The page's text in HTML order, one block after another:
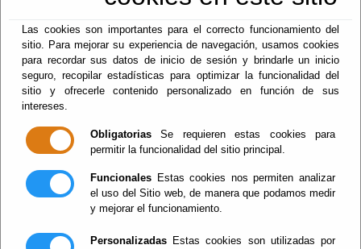
Las cookies son importantes para el correcto funcionamiento del
sitio. Para mejorar su experiencia de navegación, usamos cookies
para recordar sus datos de inicio de sesión y brindarle un inicio
seguro, recopilar estadísticas para optimizar la funcionalidad del
sitio y ofrecerle contenido personalizado en función de sus
intereses.
Obligatorias Se requieren estas cookies para
permitir la funcionalidad del sitio principal.
Funcionales Estas cookies nos permiten analizar
el uso del Sitio web, de manera que podamos medir
y mejorar el funcionamiento.
Personalizadas Estas cookies son utilizadas por
Menú Cultura
Inicio -Cultura y Cine - Tesoros del Milenio del Reino
de Almería
Tesoros del
Milenio del Reino
de Almería